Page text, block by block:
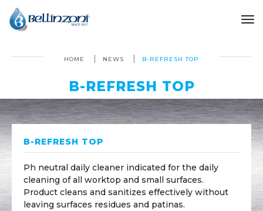
HOME NEWS B-REFRESH TOP
B-REFRESH TOP
B-REFRESH TOP
Ph neutral daily cleaner indicated for the daily
cleaning of all worktop and small surfaces.
Product cleans and sanitizes effectively without
leaving surfaces residues and patinas.